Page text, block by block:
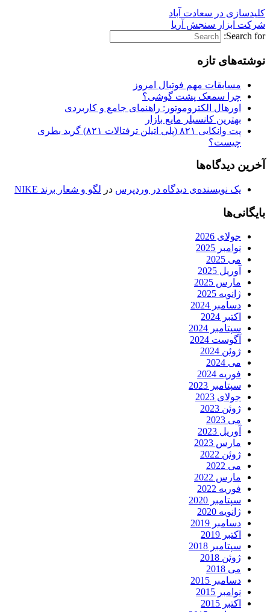
کلیدسازی در سعادت آباد
شرکت ابزار سنجش آریا
Search for:
نوشته‌های تازه
مسابقات مهم فوتبال امروز
چرا سمعک پشت گوشی؟
اورهال الکتروموتور: راهنمای جامع و کاربردی
بهترین کانسیلر مایع بازار
پت وانکایی ۸۲۱ (پلی اتیلن ترفتالات ۸۲۱) گرید بطری
چیست؟
آخرین دیدگاه‌ها
یک نویسنده‌ی دیدگاه در وردپرس در لگو و شعار برند NIKE
بایگانی‌ها
جولای 2026
نوامبر 2025
می 2025
آوریل 2025
مارس 2025
ژانویه 2025
دسامبر 2024
اکتبر 2024
سپتامبر 2024
آگوست 2024
ژوئن 2024
می 2024
فوریه 2024
سپتامبر 2023
جولای 2023
ژوئن 2023
می 2023
آوریل 2023
مارس 2023
ژوئن 2022
می 2022
مارس 2022
فوریه 2022
سپتامبر 2020
ژانویه 2020
دسامبر 2019
اکتبر 2019
سپتامبر 2018
ژوئن 2018
می 2018
دسامبر 2015
نوامبر 2015
اکتبر 2015